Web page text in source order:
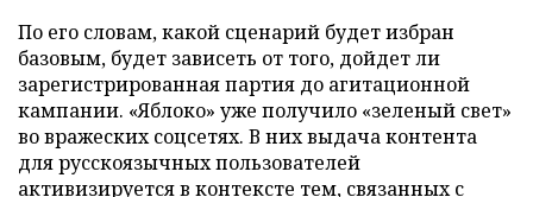
По его словам, какой сценарий будет избран
базовым, будет зависеть от того, дойдет ли
зарегистрированная партия до агитационной
кампании. «Яблоко» уже получило «зеленый свет»
во вражеских соцсетях. В них выдача контента
для русскоязычных пользователей
активизируется в контексте тем, связанных с